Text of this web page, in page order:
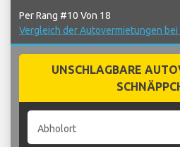
Per Rang #10 Von 18
Vergleich der Autovermietungen
UNSCHLAGBARE
Abholort